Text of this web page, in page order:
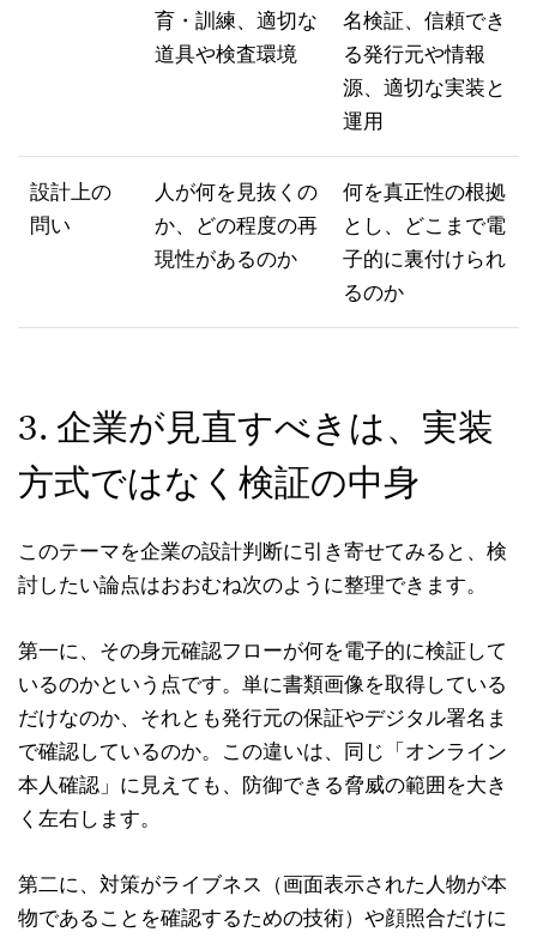
育・訓練、適切な
道具や検査環境
名検証、信頼でき
る発行元や情報
源、適切な実装と
運用
設計上の
問い
人が何を見抜くの
か、どの程度の再
現性があるのか
何を真正性の根拠
とし、どこまで電
子的に裏付けられ
るのか
3. 企業が見直すべきは、実装
方式ではなく検証の中身
このテーマを企業の設計判断に引き寄せてみると、検
討したい論点はおおむね次のように整理できます。
第一に、その身元確認フローが何を電子的に検証して
いるのかという点です。単に書類画像を取得している
だけなのか、それとも発行元の保証やデジタル署名ま
で確認しているのか。この違いは、同じ「オンライン
本人確認」に見えても、防御できる脅威の範囲を大き
く左右します。
第二に、対策がライブネス（画面表示された人物が本
物であることを確認するための技術）や顔照合だけに